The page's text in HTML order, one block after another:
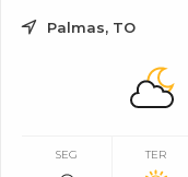
Palmas, TO
SEG TER